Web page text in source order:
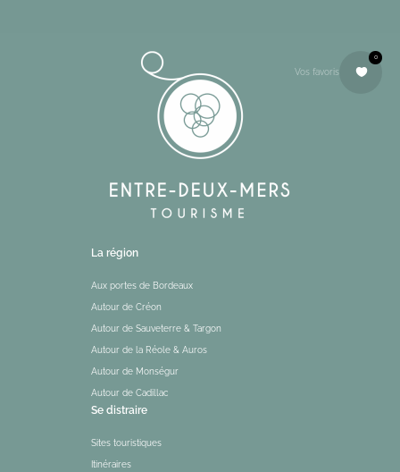
Vos favoris
0
La région
Aux portes de Bordeaux
Autour de Créon
Autour de Sauveterre & Targon
Autour de la Réole & Auros
Autour de Monségur
Autour de Cadillac
Se distraire
Sites touristiques
Itinéraires